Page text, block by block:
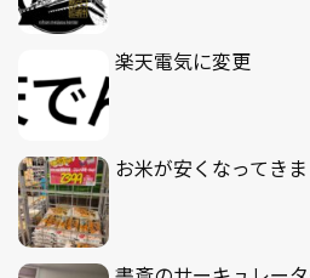
楽天電気に変更
お米が安くなってき